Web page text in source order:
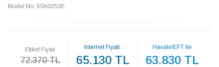
Model No: 60A0253E
Etiket Fiyatı
72.370 TL
İnternet Fiyatı:
65.130 TL
Havale/EFT İle
63.830 TL